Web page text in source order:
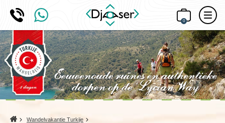
0
Home Wandelvakantie Turkije